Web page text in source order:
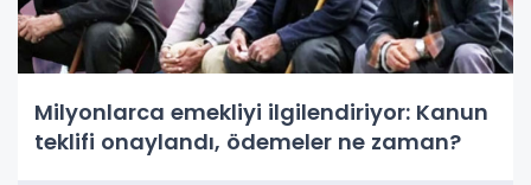
Milyonlarca emekliyi ilgilendiriyor: Kanun
teklifi onaylandı, ödemeler ne zaman?